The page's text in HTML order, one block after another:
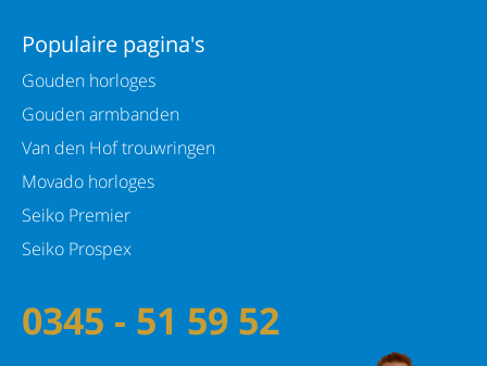
Populaire pagina's
Gouden horloges
Gouden armbanden
Van den Hof trouwringen
Movado horloges
Seiko Premier
Seiko Prospex
0345 - 51 59 52